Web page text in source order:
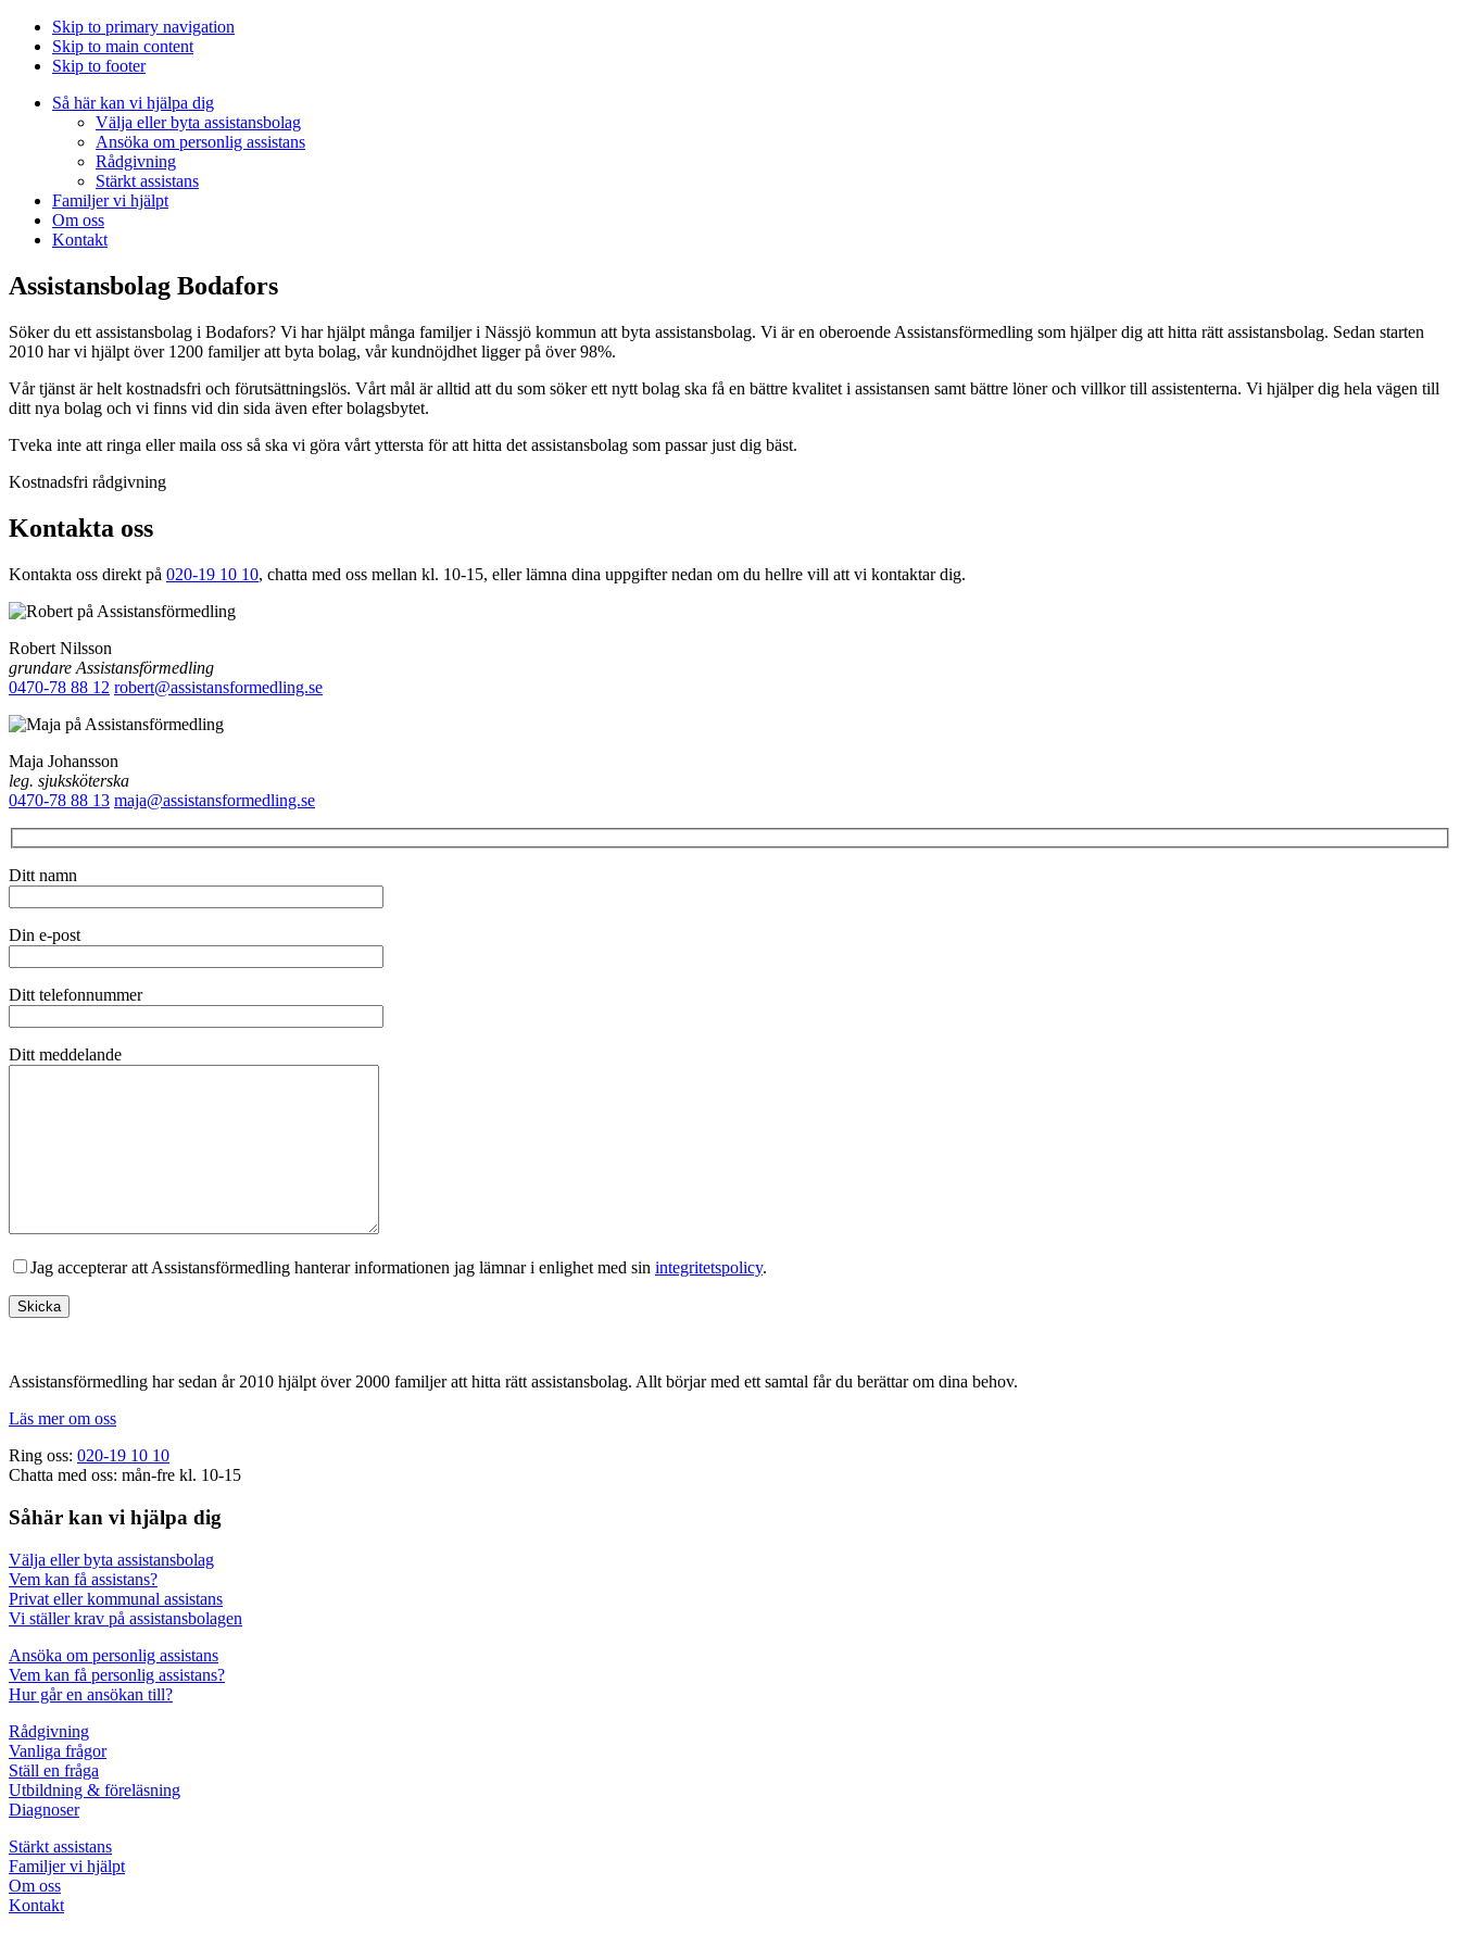
Skip to primary navigation
Skip to main content
Skip to footer
Så här kan vi hjälpa dig
Välja eller byta assistansbolag
Ansöka om personlig assistans
Rådgivning
Stärkt assistans
Familjer vi hjälpt
Om oss
Kontakt
Assistansbolag Bodafors
Söker du ett assistansbolag i Bodafors? Vi har hjälpt många familjer i Nässjö kommun att byta assistansbolag. Vi är en oberoende Assistansförmedling som hjälper dig att hitta rätt assistansbolag. Sedan starten
2010 har vi hjälpt över 1200 familjer att byta bolag, vår kundnöjdhet ligger på över 98%.
Vår tjänst är helt kostnadsfri och förutsättningslös. Vårt mål är alltid att du som söker ett nytt bolag ska få en bättre kvalitet i assistansen samt bättre löner och villkor till assistenterna. Vi hjälper dig hela vägen till
ditt nya bolag och vi finns vid din sida även efter bolagsbytet.
Tveka inte att ringa eller maila oss så ska vi göra vårt yttersta för att hitta det assistansbolag som passar just dig bäst.
Kostnadsfri rådgivning
Kontakta oss
Kontakta oss direkt på 020-19 10 10, chatta med oss mellan kl. 10-15, eller lämna dina uppgifter nedan om du hellre vill att vi kontaktar dig.
Robert Nilsson
grundare Assistansförmedling
0470-78 88 12 robert@assistansformedling.se
Maja Johansson
leg. sjuksköterska
0470-78 88 13 maja@assistansformedling.se
Ditt namn
Din e-post
Ditt telefonnummer
Ditt meddelande
Jag accepterar att Assistansförmedling hanterar informationen jag lämnar i enlighet med sin integritetspolicy.
Assistansförmedling har sedan år 2010 hjälpt över 2000 familjer att hitta rätt assistansbolag. Allt börjar med ett samtal får du berättar om dina behov.
Läs mer om oss
Ring oss: 020-19 10 10
Chatta med oss: mån-fre kl. 10-15
Såhär kan vi hjälpa dig
Välja eller byta assistansbolag
Vem kan få assistans?
Privat eller kommunal assistans
Vi ställer krav på assistansbolagen
Ansöka om personlig assistans
Vem kan få personlig assistans?
Hur går en ansökan till?
Rådgivning
Vanliga frågor
Ställ en fråga
Utbildning & föreläsning
Diagnoser
Stärkt assistans
Familjer vi hjälpt
Om oss
Kontakt